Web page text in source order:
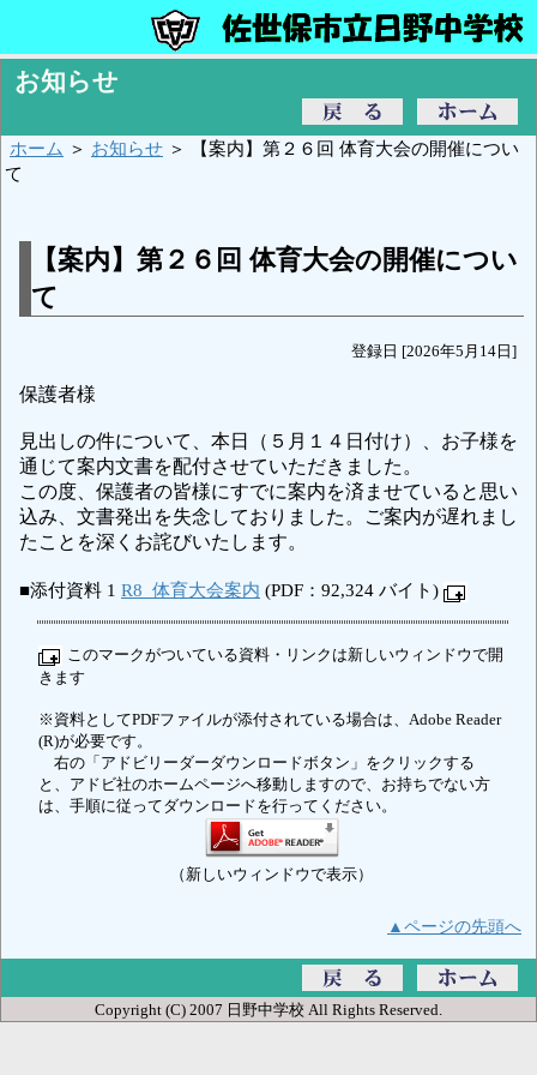
お知らせ
ホーム ＞ お知らせ ＞ 【案内】第２６回 体育大会の開催につい
て
【案内】第２６回 体育大会の開催につい
て
登録日 [2026年5月14日]
保護者様
見出しの件について、本日（５月１４日付け）、お子様を
通じて案内文書を配付させていただきました。
この度、保護者の皆様にすでに案内を済ませていると思い
込み、文書発出を失念しておりました。ご案内が遅れまし
たことを深くお詫びいたします。
■添付資料 1 R8_体育大会案内 (PDF：92,324 バイト)
このマークがついている資料・リンクは新しいウィンドウで開
きます
※資料としてPDFファイルが添付されている場合は、Adobe Reader
(R)が必要です。
右の「アドビリーダーダウンロードボタン」をクリックする
と、アドビ社のホームページへ移動しますので、お持ちでない方
は、手順に従ってダウンロードを行ってください。
（新しいウィンドウで表示）
▲ページの先頭へ
Copyright (C) 2007 日野中学校 All Rights Reserved.